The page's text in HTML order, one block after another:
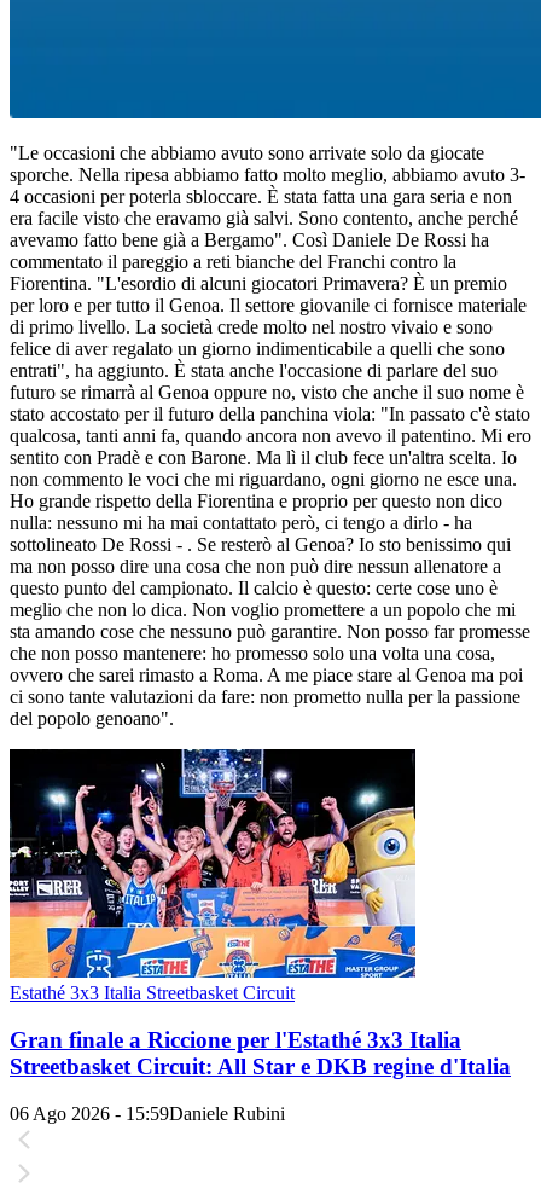
"Le occasioni che abbiamo avuto sono arrivate solo da giocate
sporche. Nella ripesa abbiamo fatto molto meglio, abbiamo avuto 3-
4 occasioni per poterla sbloccare. È stata fatta una gara seria e non
era facile visto che eravamo già salvi. Sono contento, anche perché
avevamo fatto bene già a Bergamo". Così Daniele De Rossi ha
commentato il pareggio a reti bianche del Franchi contro la
Fiorentina. "L'esordio di alcuni giocatori Primavera? È un premio
per loro e per tutto il Genoa. Il settore giovanile ci fornisce materiale
di primo livello. La società crede molto nel nostro vivaio e sono
felice di aver regalato un giorno indimenticabile a quelli che sono
entrati", ha aggiunto. È stata anche l'occasione di parlare del suo
futuro se rimarrà al Genoa oppure no, visto che anche il suo nome è
stato accostato per il futuro della panchina viola: "In passato c'è stato
qualcosa, tanti anni fa, quando ancora non avevo il patentino. Mi ero
sentito con Pradè e con Barone. Ma lì il club fece un'altra scelta. Io
non commento le voci che mi riguardano, ogni giorno ne esce una.
Ho grande rispetto della Fiorentina e proprio per questo non dico
nulla: nessuno mi ha mai contattato però, ci tengo a dirlo - ha
sottolineato De Rossi - . Se resterò al Genoa? Io sto benissimo qui
ma non posso dire una cosa che non può dire nessun allenatore a
questo punto del campionato. Il calcio è questo: certe cose uno è
meglio che non lo dica. Non voglio promettere a un popolo che mi
sta amando cose che nessuno può garantire. Non posso far promesse
che non posso mantenere: ho promesso solo una volta una cosa,
ovvero che sarei rimasto a Roma. A me piace stare al Genoa ma poi
ci sono tante valutazioni da fare: non prometto nulla per la passione
del popolo genoano".
Estathé 3x3 Italia Streetbasket Circuit
Gran finale a Riccione per l'Estathé 3x3 Italia
Streetbasket Circuit: All Star e DKB regine d'Italia
06 Ago 2026 - 15:59Daniele Rubini